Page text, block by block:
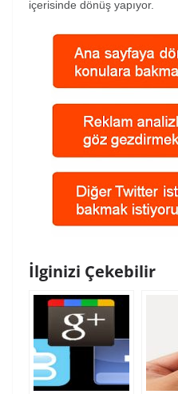
içerisinde dönüş yapıyor.
İlginizi Çekebilir